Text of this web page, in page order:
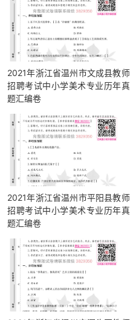
2021年浙江省温州市文成县教师
招聘考试中小学美术专业历年真
题汇编卷
2021年浙江省温州市平阳县教师
招聘考试中小学美术专业历年真
题汇编卷